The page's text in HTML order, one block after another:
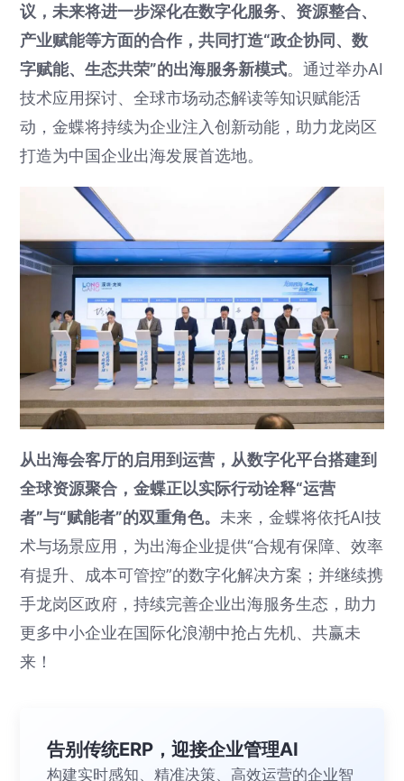
议，未来将进一步深化在数字化服务、资源整合、
产业赋能等方面的合作，共同打造“政企协同、数
字赋能、生态共荣”的出海服务新模式。通过举办AI
技术应用探讨、全球市场动态解读等知识赋能活
动，金蝶将持续为企业注入创新动能，助力龙岗区
打造为中国企业出海发展首选地。
从出海会客厅的启用到运营，从数字化平台搭建到
全球资源聚合，金蝶正以实际行动诠释“运营
者”与“赋能者”的双重角色。 未来，金蝶将依托AI技
术与场景应用，为出海企业提供“合规有保障、效率
有提升、成本可管控”的数字化解决方案；并继续携
手龙岗区政府，持续完善企业出海服务生态，助力
更多中小企业在国际化浪潮中抢占先机、共赢未
来！
告别传统ERP，迎接企业管理AI
构建实时感知、精准决策、高效运营的企业智